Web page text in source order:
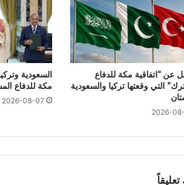
عن “اتفاقية مكة للدفاع
التي وقعتها تركيا والسعودية
2026-
السعودية
مكة للدفاع
2026-08-07
تعليقاً